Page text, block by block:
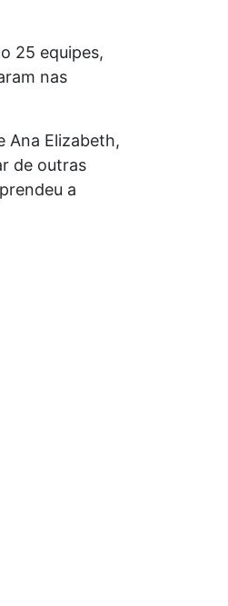
25 equipes,
nas
Ana Elizabeth,
de outras
a